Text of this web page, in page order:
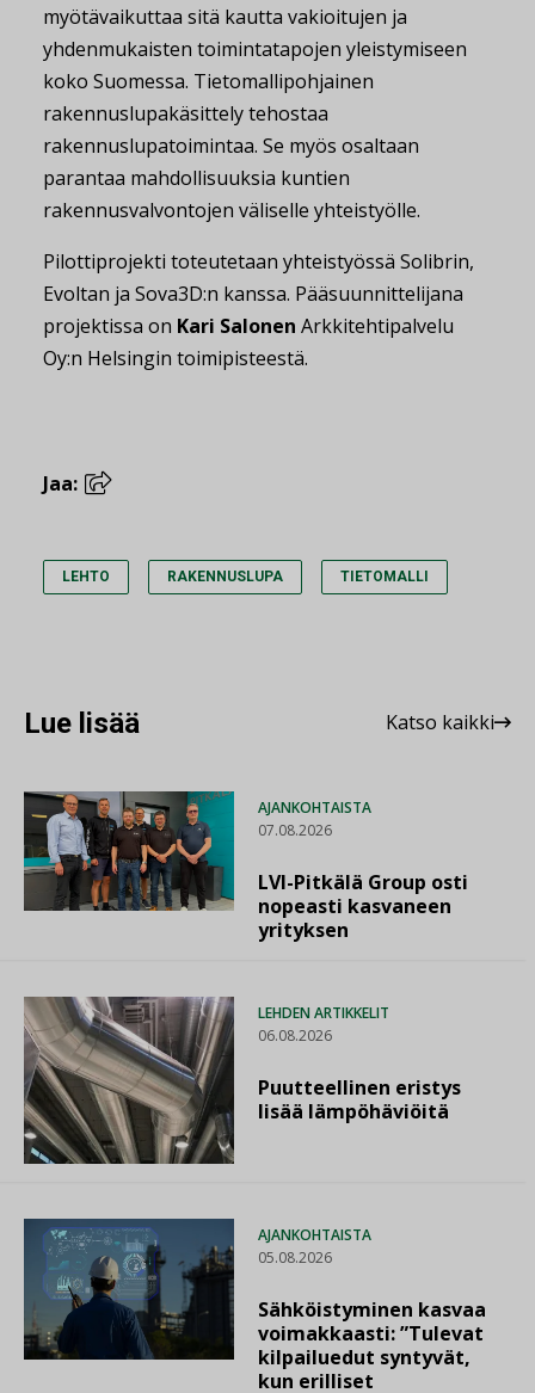
myötävaikuttaa sitä kautta vakioitujen ja
yhdenmukaisten toimintatapojen yleistymiseen
koko Suomessa. Tietomallipohjainen
rakennuslupakäsittely tehostaa
rakennuslupatoimintaa. Se myös osaltaan
parantaa mahdollisuuksia kuntien
rakennusvalvontojen väliselle yhteistyölle.
Pilottiprojekti toteutetaan yhteistyössä Solibrin,
Evoltan ja Sova3D:n kanssa. Pääsuunnittelijana
projektissa on Kari Salonen Arkkitehtipalvelu
Oy:n Helsingin toimipisteestä.
Jaa:
LEHTO RAKENNUSLUPA TIETOMALLI
Lue lisää Katso kaikki
AJANKOHTAISTA
07.08.2026
LVI-Pitkälä Group osti
nopeasti kasvaneen
yrityksen
LEHDEN ARTIKKELIT
06.08.2026
Puutteellinen eristys
lisää lämpöhäviöitä
AJANKOHTAISTA
05.08.2026
Sähköistyminen kasvaa
voimakkaasti: ”Tulevat
kilpailuedut syntyvät,
kun erilliset